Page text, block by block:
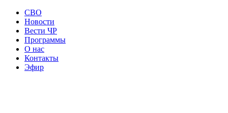
СВО
Новости
Вести ЧР
Программы
О нас
Контакты
Эфир